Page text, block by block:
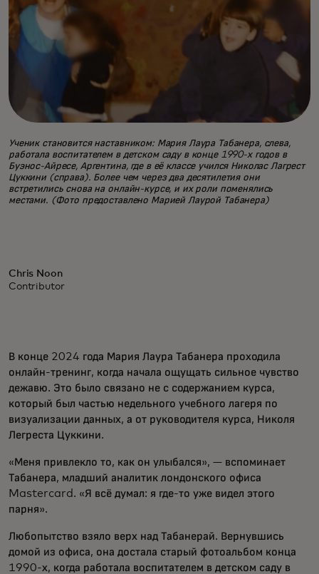
Ученик становится наставником: Мария Лаура Табанера, слева,
работала воспитателем в детском саду в конце 1990-х годов в
Буэнос-Айресе, Аргентина, где в её классе учился Николас Лагрест
Цуккини (справа). Более чем через два десятилетия они
встретились снова на онлайн-курсе, и их роли поменялись
местами. (Фото предоставлено Марией Лаурой Табанера)
Chris Noon
Contributor
В конце 2024 года Мария Лаура Табанера проходила
онлайн-тренинг, когда начала ощущать сильное чувство
дежавю. Это было связано не с содержанием курса,
который был частью недельного учебного лагеря по
визуализации данных, а от руководителя курса, Николя
Легреста Цуккини.
«Меня привлекло то, как он улыбался», — вспоминает
Табанера, младший аналитик лондонского офиса
Mastercard. «Я всё думал: я где-то уже видел этого
парня».
Любопытство взяло верх над Табанерай. Вернувшись
домой из офиса, она достала старый фотоальбом конца
1990-х, когда работала воспитателем в детском саду в